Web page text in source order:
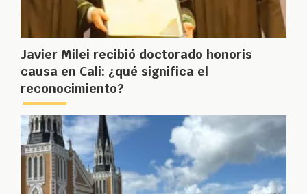
Javier Milei recibió doctorado honoris
causa en Cali: ¿qué significa el
reconocimiento?